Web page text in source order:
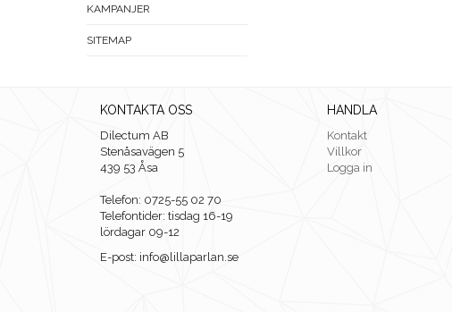
KAMPANJER
SITEMAP
KONTAKTA OSS
Dilectum AB
Stenåsavägen 5
439 53 Åsa
Telefon: 0725-55 02 70
Telefontider: tisdag 16-19
lördagar 09-12
E-post: info@lillaparlan.se
HANDLA
Kontakt
Villkor
Logga in